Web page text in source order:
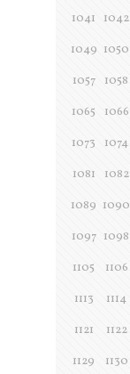
1041 1042
1049 1050
1057
1058
1065
1066
1073
1074
1081
1082
1089 1090
1097 1098
1105
1106
1113
1114
1121
1122
1129
1130